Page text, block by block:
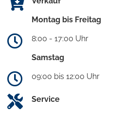
Montag bis Freitag
8:00 - 17:00 Uhr
Samstag
09:00 bis 12:00 Uhr
Service